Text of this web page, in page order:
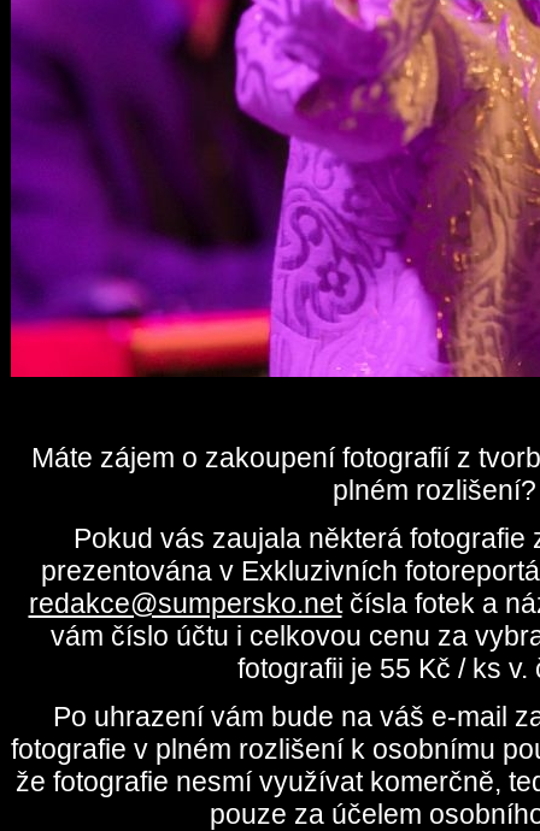
Máte zájem o zakoupení fotografií z
plném rozlišení?
Pokud vás zaujala některá fotografie
prezentována v Exkluzivních
redakce@sumpersko.netčísla fotek a
vám číslo účtu i celkovou cenu za
fotografii je 55 Kč / ks v.
Po uhrazení vám bude na váš e-mail
fotografie v plném rozlišení k osobnímu
že fotografie nesmí využívat komerčně,
pouze za účelem